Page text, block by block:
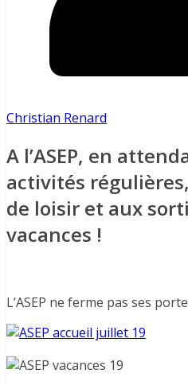
Christian Renard
A l’ASEP, en
activités
de loisir et aux
vacances !
L’ASEP ne ferme pas ses